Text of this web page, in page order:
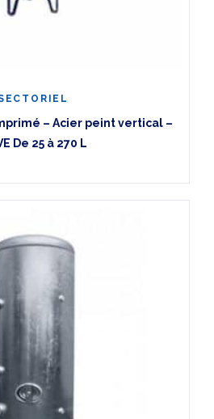
– Acier peint vertical –
De 25 à 270 L